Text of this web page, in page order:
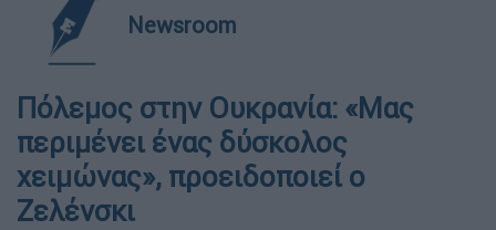
Newsroom
Πόλεμος στην Ουκρανία: «Μας
περιμένει ένας δύσκολος
χειμώνας», προειδοποιεί ο
Ζελένσκι